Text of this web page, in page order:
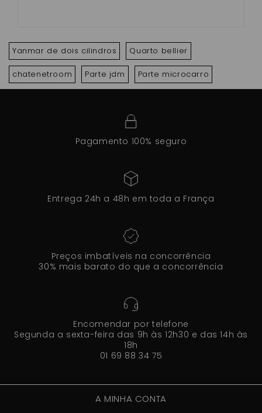
Yanmar de dois cilindros Quarto bellier
chatenetroom Parte jdm Parte microcarro
Pagamento 100% seguro
Entrega 24h a 48h em toda a França
Preços imbatíveis na concorrência
30% mais barato do que a concorrência
Encomendar por telefone
Segunda a sexta-feira das 9h às 12h30 e das 14h às
18h
01 69 88 34 75
A MINHA CONTA